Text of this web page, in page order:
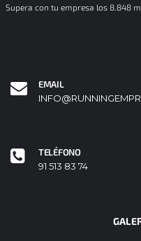
Supera con tu empresa los 8.848
EMAIL
TELÉFONO
91 513 83 74